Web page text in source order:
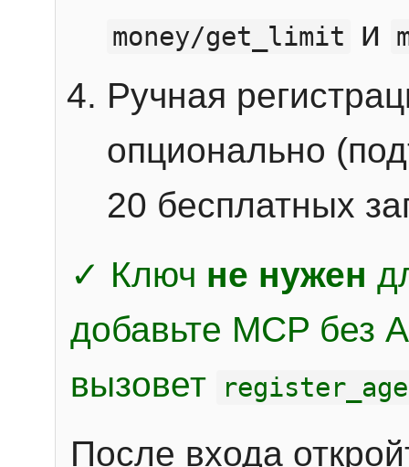
money/get_limit
и
Ручная
опционально
20 бесплатных
✓ Ключ не нужен
добавьте MCP без
вызовет
После входа